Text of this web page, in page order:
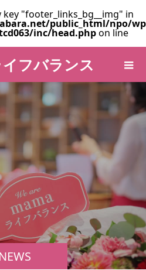
"footer_links_bg__img" in
public_html/npo/
inc/head.phpon line
フバランス
NEWS